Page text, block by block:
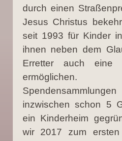
durch einen
Jesus Christus
seit 1993 für Kinder
ihnen neben dem
Erretter auch eine
inzwischen schon 5
ein Kinderheim
wir 2017 zum